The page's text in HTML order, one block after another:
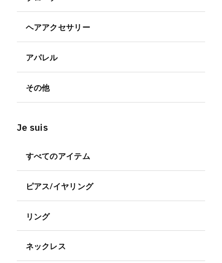
ヘアアクセサリー
アパレル
その他
Je suis
すべてのアイテム
ピアス/イヤリング
リング
ネックレス